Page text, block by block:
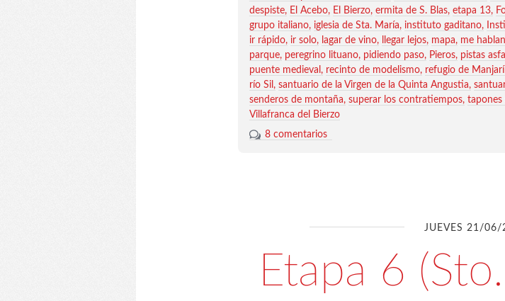
despiste
El Acebo El Bierzo ermita de S. Blas etapa 13
grupo italiano iglesia de Sta. María instituto gaditano
ir rápido ir solo lagar de vino llegar lejos mapa me
parque peregrino lituano pidiendo paso Pieros pistas
puente medieval
recinto de modelismo refugio de
río Sil
santuario de la Virgen de la Quinta Angustia
senderos de montaña superar los contratiempos tapones
Villafranca del Bierzo
8 comentarios
JUEVES 21/06/
Etapa 6